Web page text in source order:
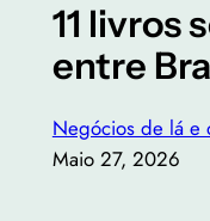
11 livros
entre
Negócios de lá e
Maio 27, 2026